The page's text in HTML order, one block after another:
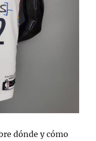
dónde y cómo